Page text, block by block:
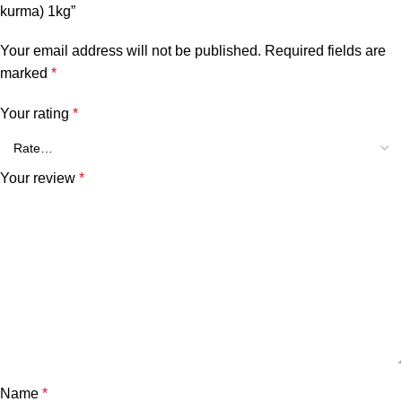
kurma) 1kg”
Your email address will not be published. Required fields are
marked *
Your rating *
Your review *
Name *